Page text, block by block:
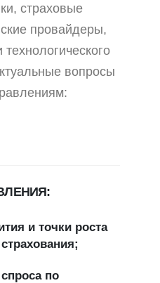
страховые
провайдеры,
вопросы
и точки роста
по